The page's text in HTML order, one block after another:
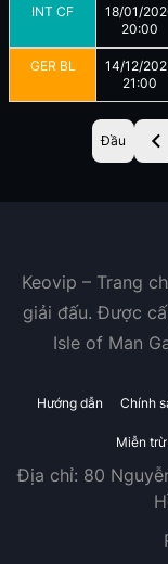
INT CF
18/01/
20:00
GER BL
14/12/
21:00
Đầu
Keovip – Trang
giải đấu. Được
Isle of Man
Hướng dẫn Chính
Miễn
Địa chỉ: 80